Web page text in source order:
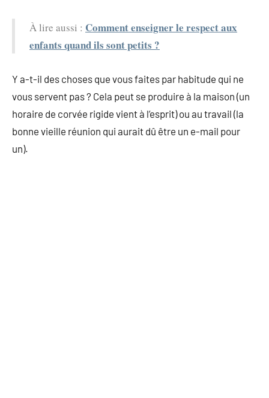
À lire aussi : Comment enseigner le respect aux
enfants quand ils sont petits ?
Y a-t-il des choses que vous faites par habitude qui ne
vous servent pas ? Cela peut se produire à la maison (un
horaire de corvée rigide vient à l’esprit) ou au travail (la
bonne vieille réunion qui aurait dû être un e-mail pour
un).